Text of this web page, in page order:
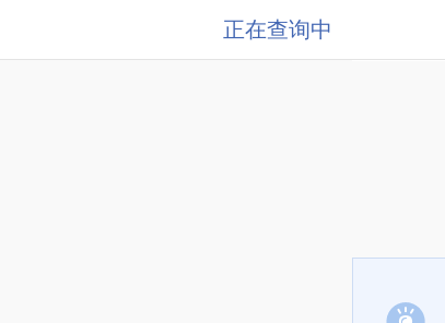
正在查询中